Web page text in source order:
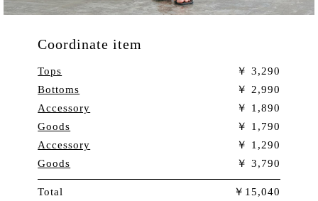
Coordinate item
Tops
3,290
Bottoms
2,990
Accessory
1,890
Goods
1,790
Accessory
1,290
Goods
3,790
Total 15,040